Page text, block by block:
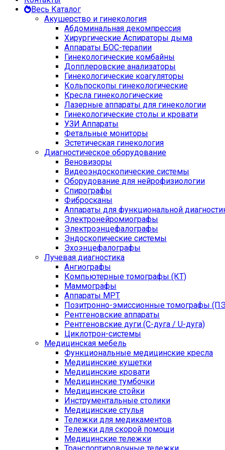
Весь Каталог
Акушерство и гинекология
Абдоминальная декомпрессия
Хирургические Аспираторы дыма
Аппараты БОС-терапии
Гинекологические комбайны
Допплеровские анализаторы
Гинекологические коагуляторы
Кольпоскопы гинекологические
Кресла гинекологические
Лазерные аппараты для гинекологии
Гинекологические столы и кровати
УЗИ Аппараты
Фетальные мониторы
Эстетическая гинекология
Диагностическое оборудование
Веновизоры
Видеоэндоскопические системы
Оборудование для нейрофизиологии
Спирографы
Фибросканы
Аппараты для функциональной
Электронейромиографы
Электроэнцефалографы
Эндоскопические системы
Эхоэнцефалографы
Лучевая диагностика
Ангиографы
Компьютерные томографы (КТ)
Маммографы
Аппараты МРТ
Позитронно-эмиссионные томографы
Рентгеновские аппараты
Рентгеновские дуги (С-дуга / U-дуга)
Циклотрон-системы
Медицинская мебель
Функциональные медицинские кресла
Медицинские кушетки
Медицинские кровати
Медицинские тумбочки
Медицинские стойки
Инструментальные столики
Медицинские стулья
Тележки для медикаментов
Тележки для скорой помощи
Медицинские тележки